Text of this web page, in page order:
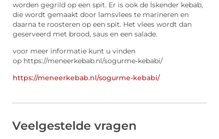
worden gegrild op een spit. Er is ook de İskender kebab,
die wordt gemaakt door lamsvlees te marineren en
daarna te roosteren op een spit. Het vlees wordt dan
geserveerd met brood, saus en een salade.
voor meer informatie kunt u vinden
op https://meneerkebab.nl/sogurme-kebabi/
https://meneerkebab.nl/sogurme-kebabi/
Veelgestelde vragen